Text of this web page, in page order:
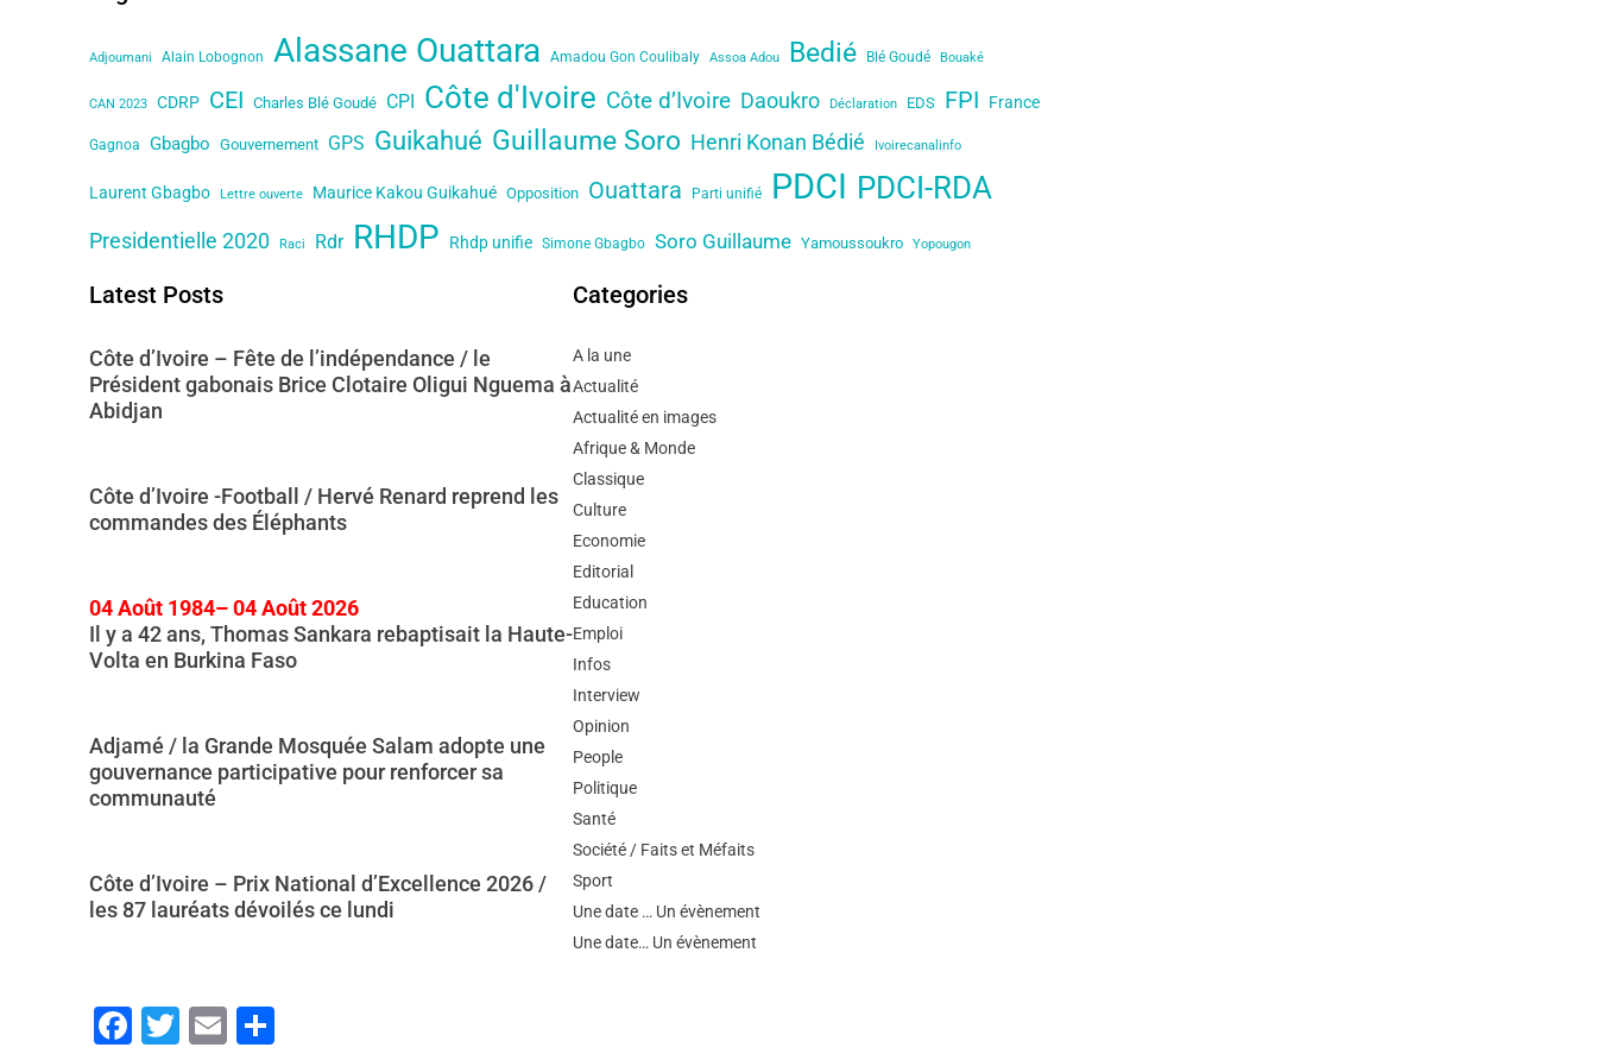
Adjoumani Alain Lobognon Alassane Ouattara Amadou Gon Coulibaly Assoa Adou Bedié Blé Goudé Bouaké
CAN 2023 CDRP CEI Charles Blé Goudé CPI Côte d'Ivoire Côte d’Ivoire Daoukro Déclaration EDS FPI France
Gagnoa Gbagbo Gouvernement GPS Guikahué Guillaume Soro Henri Konan Bédié Ivoirecanalinfo
Laurent Gbagbo Lettre ouverte Maurice Kakou Guikahué Opposition Ouattara Parti unifié PDCI PDCI-RDA
Presidentielle 2020 Raci Rdr RHDP Rhdp unifie Simone Gbagbo Soro Guillaume Yamoussoukro Yopougon
Latest Posts
Côte d’Ivoire – Fête de l’indépendance / le
Président gabonais Brice Clotaire Oligui Nguema à
Abidjan
Côte d’Ivoire -Football / Hervé Renard reprend les
commandes des Éléphants
04 Août 1984– 04 Août 2026
Il y a 42 ans, Thomas Sankara rebaptisait la Haute-
Volta en Burkina Faso
Adjamé / la Grande Mosquée Salam adopte une
gouvernance participative pour renforcer sa
communauté
Côte d’Ivoire – Prix National d’Excellence 2026 /
les 87 lauréats dévoilés ce lundi
Categories
A la une
Actualité
Actualité en images
Afrique & Monde
Classique
Culture
Economie
Editorial
Education
Emploi
Infos
Interview
Opinion
People
Politique
Santé
Société / Faits et Méfaits
Sport
Une date … Un évènement
Une date… Un évènement
F
T
E